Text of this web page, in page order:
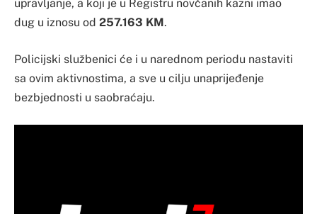
upravljanje, a koji je u Registru novčanih kazni imao
dug u iznosu od 257.163 KM.
Policijski službenici će i u narednom periodu nastaviti
sa ovim aktivnostima, a sve u cilju unaprijeđenje
bezbjednosti u saobraćaju.